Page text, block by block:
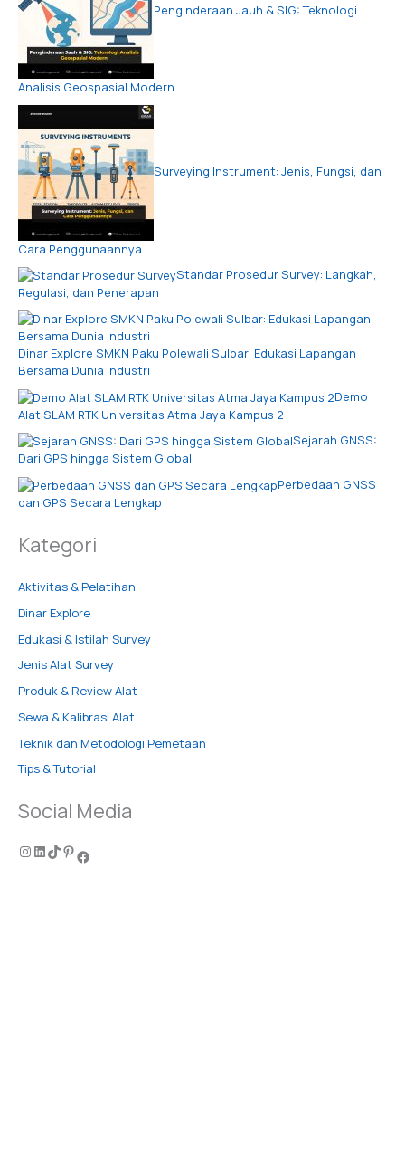
Penginderaan Jauh & SIG: Teknologi
Analisis Geospasial Modern
Surveying Instrument: Jenis, Fungsi, dan
Cara Penggunaannya
Standar Prosedur Survey: Langkah,
Regulasi, dan Penerapan
Dinar Explore SMKN Paku Polewali Sulbar: Edukasi Lapangan
Bersama Dunia Industri
Demo
Alat SLAM RTK Universitas Atma Jaya Kampus 2
Sejarah GNSS:
Dari GPS hingga Sistem Global
Perbedaan GNSS
dan GPS Secara Lengkap
Kategori
Aktivitas & Pelatihan
Dinar Explore
Edukasi & Istilah Survey
Jenis Alat Survey
Produk & Review Alat
Sewa & Kalibrasi Alat
Teknik dan Metodologi Pemetaan
Tips & Tutorial
Social Media